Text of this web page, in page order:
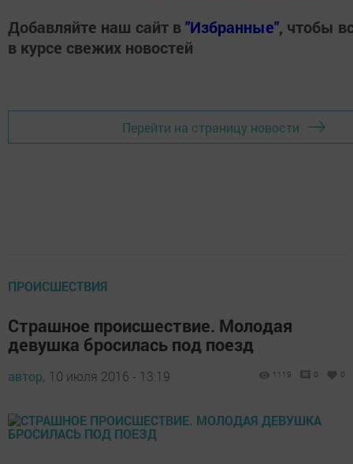
Добавляйте наш сайт в"Избранные", чтобы
в курсе свежих новостей
Перейти на страницу новости
ПРОИСШЕСТВИЯ
Страшное происшествие. Молодая
девушка бросилась под поезд
автор, 10 июля 2016 - 13:19 1119 0 0